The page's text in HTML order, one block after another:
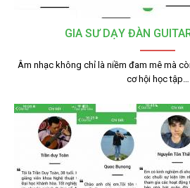
GIA SƯ DẠY ĐÀN
Âm nhạc không chỉ là niềm đam mê mà
cơ hội học tập…